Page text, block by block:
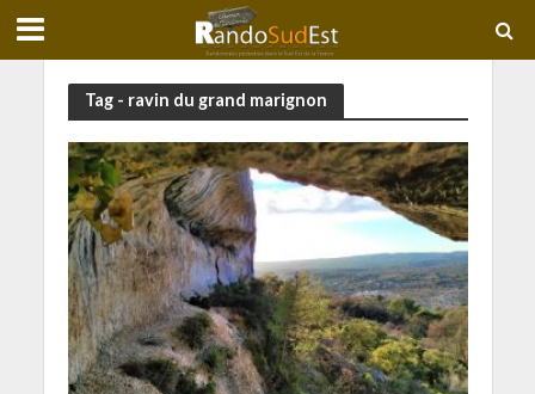
Tag - ravin du grand marignon